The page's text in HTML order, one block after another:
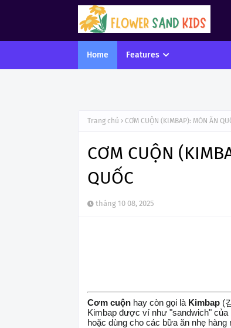
Home Features
Trang chủ CƠM CUỘN (KIMBAP): MÓN ĂN
CƠM CUỘN
QUỐC
tháng 10 08, 2025
Cơm cuộn hay còn gọi là Kimbap (
Kimbap được ví như "sandwich" của
hoặc dùng cho các bữa ăn nhẹ hàng